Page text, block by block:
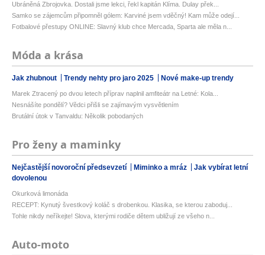
Ubráněná Zbrojovka. Dostali jsme lekci, řekl kapitán Klíma. Dulay přek...
Samko se zájemcům připomněl gólem: Karviné jsem vděčný! Kam může odejí...
Fotbalové přestupy ONLINE: Slavný klub chce Mercada, Sparta ale měla n...
Móda a krása
Jak zhubnout Trendy nehty pro jaro 2025 Nové make-up trendy
Marek Ztracený po dvou letech příprav naplnil amfiteátr na Letné: Kola...
Nesnášíte pondělí? Vědci přišli se zajímavým vysvětlením
Brutální útok v Tanvaldu: Několik pobodaných
Pro ženy a maminky
Nejčastější novoroční předsevzetí Miminko a mráz
Jak vybírat letní
dovolenou
Okurková limonáda
RECEPT: Kynutý švestkový koláč s drobenkou. Klasika, se kterou zaboduj...
Tohle nikdy neříkejte! Slova, kterými rodiče dětem ubližují ze všeho n...
Auto-moto